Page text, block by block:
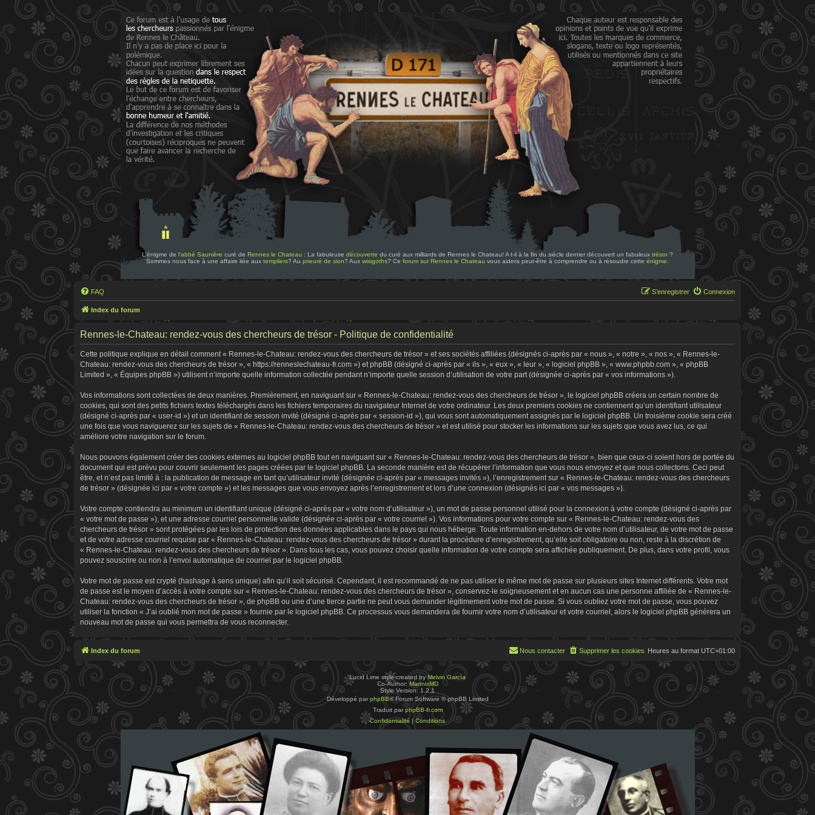
L'énigme de l'abbé Saunière curé de Rennes le Chateau : La fabuleuse découverte du curé aux milliards de Rennes le Chateau! A t-il à la fin du siècle dernier découvert un fabuleux trésor ?
Sommes nous face à une affaire liée aux templiers? Au prieuré de sion? Aux wisigoths? Ce forum sur Rennes le Chateau vous aidera peut-être à comprendre ou à résoudre cette énigme
FAQ Connexion
S’enregistrer
Index du forum
Rennes-le-Chateau: rendez-vous des chercheurs de trésor - Politique de confidentialité
Cette politique explique en détail comment « Rennes-le-Chateau: rendez-vous des chercheurs de trésor » et ses sociétés affiliées (désignés ci-après par « nous », « notre », « nos », « Rennes-le-
Chateau: rendez-vous des chercheurs de trésor », « https://renneslechateau-fr.com ») et phpBB (désigné ci-après par « ils », « eux », « leur », « logiciel phpBB », « www.phpbb.com », « phpBB
Limited », « Équipes phpBB ») utilisent n’importe quelle information collectée pendant n’importe quelle session d’utilisation de votre part (désignée ci-après par « vos informations »).
Vos informations sont collectées de deux manières. Premièrement, en naviguant sur « Rennes-le-Chateau: rendez-vous des chercheurs de trésor », le logiciel phpBB créera un certain nombre de
cookies, qui sont des petits fichiers textes téléchargés dans les fichiers temporaires du navigateur Internet de votre ordinateur. Les deux premiers cookies ne contiennent qu’un identifiant utilisateur
(désigné ci-après par « user-id ») et un identifiant de session invité (désigné ci-après par « session-id »), qui vous sont automatiquement assignés par le logiciel phpBB. Un troisième cookie sera créé
une fois que vous naviguerez sur les sujets de « Rennes-le-Chateau: rendez-vous des chercheurs de trésor » et est utilisé pour stocker les informations sur les sujets que vous avez lus, ce qui
améliore votre navigation sur le forum.
Nous pouvons également créer des cookies externes au logiciel phpBB tout en naviguant sur « Rennes-le-Chateau: rendez-vous des chercheurs de trésor », bien que ceux-ci soient hors de portée du
document qui est prévu pour couvrir seulement les pages créées par le logiciel phpBB. La seconde manière est de récupérer l’information que vous nous envoyez et que nous collectons. Ceci peut
être, et n’est pas limité à : la publication de message en tant qu’utilisateur invité (désignée ci-après par « messages invités »), l’enregistrement sur « Rennes-le-Chateau: rendez-vous des chercheurs
de trésor » (désignée ici par « votre compte ») et les messages que vous envoyez après l’enregistrement et lors d’une connexion (désignés ici par « vos messages »).
Votre compte contiendra au minimum un identifiant unique (désigné ci-après par « votre nom d’utilisateur »), un mot de passe personnel utilisé pour la connexion à votre compte (désigné ci-après par
« votre mot de passe »), et une adresse courriel personnelle valide (désignée ci-après par « votre courriel »). Vos informations pour votre compte sur « Rennes-le-Chateau: rendez-vous des
chercheurs de trésor » sont protégées par les lois de protection des données applicables dans le pays qui nous héberge. Toute information en-dehors de votre nom d’utilisateur, de votre mot de passe
et de votre adresse courriel requise par « Rennes-le-Chateau: rendez-vous des chercheurs de trésor » durant la procédure d’enregistrement, qu’elle soit obligatoire ou non, reste à la discrétion de
« Rennes-le-Chateau: rendez-vous des chercheurs de trésor ». Dans tous les cas, vous pouvez choisir quelle information de votre compte sera affichée publiquement. De plus, dans votre profil, vous
pouvez souscrire ou non à l’envoi automatique de courriel par le logiciel phpBB.
Votre mot de passe est crypté (hashage à sens unique) afin qu’il soit sécurisé. Cependant, il est recommandé de ne pas utiliser le même mot de passe sur plusieurs sites Internet différents. Votre mot
de passe est le moyen d’accès à votre compte sur « Rennes-le-Chateau: rendez-vous des chercheurs de trésor », conservez-le soigneusement et en aucun cas une personne affiliée de « Rennes-le-
Chateau: rendez-vous des chercheurs de trésor », de phpBB ou une d’une tierce partie ne peut vous demander légitimement votre mot de passe. Si vous oubliez votre mot de passe, vous pouvez
utiliser la fonction « J’ai oublié mon mot de passe » fournie par le logiciel phpBB. Ce processus vous demandera de fournir votre nom d’utilisateur et votre courriel, alors le logiciel phpBB générera un
nouveau mot de passe qui vous permettra de vous reconnecter.
Index du forum Heures au format UTC+01:00
Supprimer les cookies
Nous contacter
Lucid Lime style created byMelvin García
Co-Author: MannixMD
Style Version: 1.2.1
Développé par phpBB® Forum Software © phpBB Limited
Traduit par phpBB-fr.com
Confidentialité | Conditions